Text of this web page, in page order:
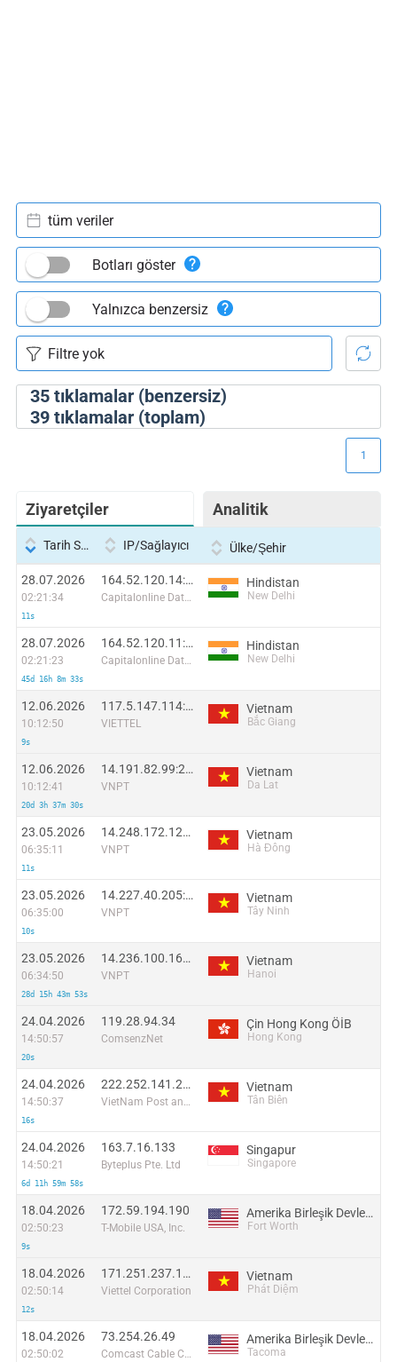
35tıklamalar (benzersiz)
39tıklamalar (toplam)
tüm veriler
Botları göster
Yalnızca benzersiz
Ziyaretçiler Analitik
1
Tarih Saati IP/Sağlayıcı Ülke/Şehir
28.07.2026
02:21:34
11s
164.52.120.14:42241
Capitalonline Data Service (HK) Co
Hindistan
New Delhi
28.07.2026
02:21:23
45d 16h 8m 33s
164.52.120.11:64413
Capitalonline Data Service (HK) Co
Hindistan
New Delhi
12.06.2026
10:12:50
9s
117.5.147.114:26820
VIETTEL
Vietnam
Bắc Giang
12.06.2026
10:12:41
20d 3h 37m 30s
14.191.82.99:20128
VNPT
Vietnam
Da Lat
23.05.2026
06:35:11
11s
14.248.172.121:40099
VNPT
Vietnam
Hà Đông
23.05.2026
06:35:00
10s
14.227.40.205:47195
VNPT
Vietnam
Tây Ninh
23.05.2026
06:34:50
28d 15h 43m 53s
14.236.100.166:58629
VNPT
Vietnam
Hanoi
24.04.2026
14:50:57
20s
119.28.94.34
ComsenzNet
Çin Hong Kong ÖİB
Hong Kong
24.04.2026
14:50:37
16s
222.252.141.210
VietNam Post and Telecom Corporation
Vietnam
Tân Biên
24.04.2026
14:50:21
6d 11h 59m 58s
163.7.16.133
Byteplus Pte. Ltd
Singapur
Singapore
18.04.2026
02:50:23
9s
172.59.194.190
T-Mobile USA, Inc.
Amerika Birleşik Devletleri
Fort Worth
18.04.2026
02:50:14
12s
171.251.237.134
Viettel Corporation
Vietnam
Phát Diệm
18.04.2026
02:50:02
73.254.26.49
Comcast Cable Communications
Amerika Birleşik Devletleri
Tacoma